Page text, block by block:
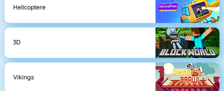
Helicoptere
3D
Vikings